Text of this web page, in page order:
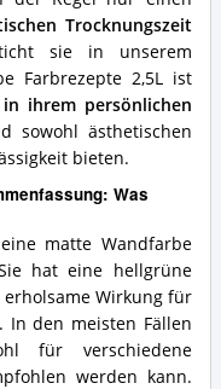
Trocknungszeit
sie in unserem
Farbrezepte 2,5L ist
in ihrem persönlichen
sowohl ästhetischen
bieten.
Was
matte Wandfarbe
hat eine hellgrüne
Wirkung für
In den meisten Fällen
für verschiedene
werden kann.